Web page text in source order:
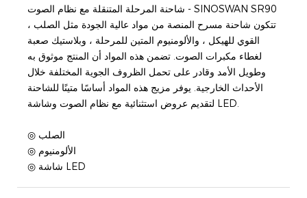
شاحنة المرحلة المتنقلة مع نظام الصوت - SINOSWAN SR90
، تتكون شاحنة مسرح المنصة من مواد عالية الجودة مثل الصلب
القوي للهيكل ، والألومنيوم المتين للمرحلة ، وبلاستيك صعبة
لغطاء مكبرات الصوت. تضمن هذه المواد أن المنتج موثوق به
وطويل الأمد وقادر على تحمل الظروف الجوية المختلفة خلال
الأحداث الخارجية. يوفر مزيج هذه المواد أساسًا متينًا للشاحنة
لتقديم عروض استثنائية مع نظام الصوت وشاشة LED.
◎ الألومنيوم
◎ شاشة LED